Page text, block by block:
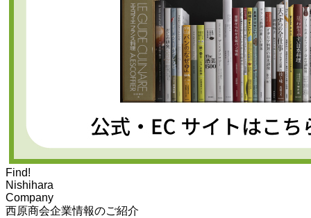
Find!
Nishihara
Company
西原商会企業情報のご紹介